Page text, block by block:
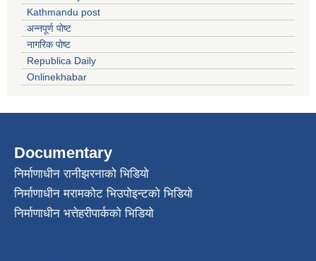
Kathmandu post
अन्नपूर्ण पोष्ट
नागरिक पोष्ट
Republica Daily
Onlinekhabar
Documentary
निर्माणाधीन रानीझरनाको भिडियो
निर्माणाधीन मरामकोट भिउपोइन्टको भिडियो
निर्माणाधीन भत्तेहरीपार्कको भिडियो